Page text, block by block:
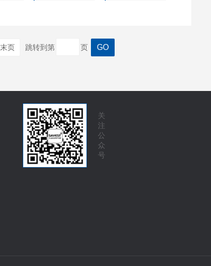
末页 跳转到第 页
关
注
公
众
号